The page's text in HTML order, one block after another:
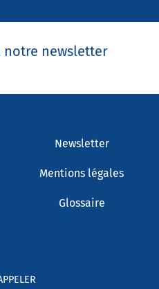
notre newsletter
Newsletter
Mentions légales
Glossaire